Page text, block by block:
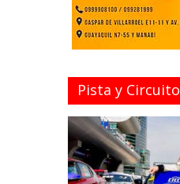
Pista y Circuito